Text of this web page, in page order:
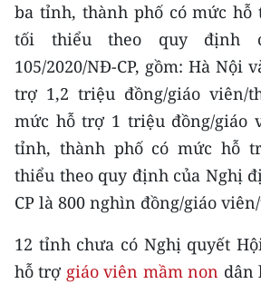
TIN MỚI
TIN ĐỊA PHƯƠNG
Trung du và miền núi phía Bắc
Đồng bằng sông Hồng
Bắc Trung Bộ
Duyên hải Nam Trung Bộ và Tây
Nguyên
ba tỉnh, thành phố có mức hỗ
tối thiểu theo quy định
105/2020/NĐ-CP, gồm: Hà Nội
trợ 1,2 triệu đồng/giáo viên/
mức hỗ trợ 1 triệu đồng/giáo
tỉnh, thành phố có mức hỗ
thiểu theo quy định của Nghị
CP là 800 nghìn đồng/giáo
12 tỉnh chưa có Nghị quyết
hỗ trợ giáo viên mầm non dân